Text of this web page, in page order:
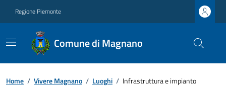
Regione Piemonte
Comune di Magnano
Home / Vivere Magnano / Luoghi / Infrastruttura e impianto